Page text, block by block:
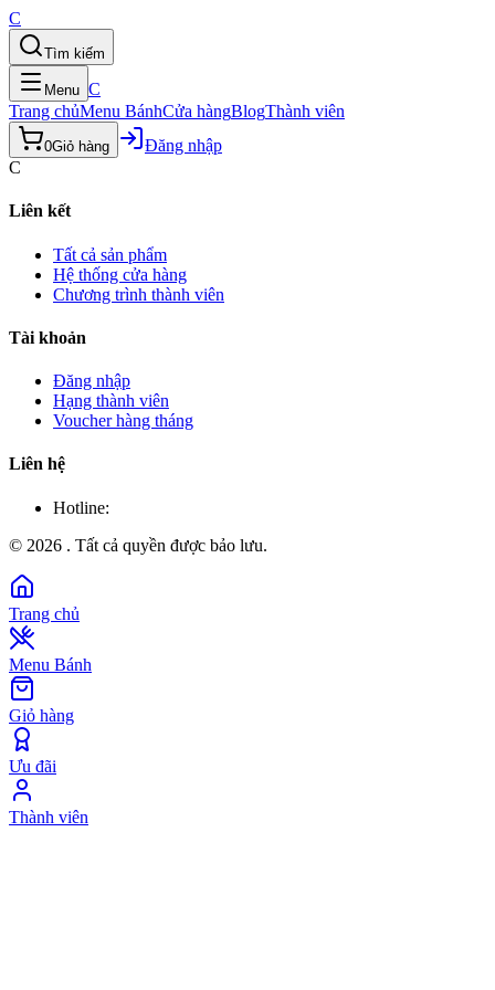
C
Tìm kiếm
Menu C
Trang chủMenu BánhCửa hàngBlogThành viên
0Giỏ hàng
Đăng nhập
C
Liên kết
Tất cả sản phẩm
Hệ thống cửa hàng
Chương trình thành viên
Tài khoản
Đăng nhập
Hạng thành viên
Voucher hàng tháng
Liên hệ
Hotline:
© 2026 . Tất cả quyền được bảo lưu.
Trang chủ
Menu Bánh
Giỏ hàng
Ưu đãi
Thành viên